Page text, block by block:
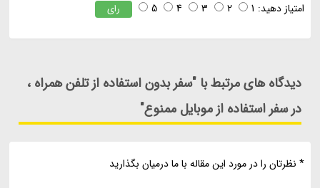
امتیاز دهید: 1
2
3
4
5 رای
دیدگاه های مرتبط با "سفر بدون استفاده از تلفن همراه ،
در سفر استفاده از موبایل ممنوع"
* نظرتان را در مورد این مقاله با ما درمیان بگذارید